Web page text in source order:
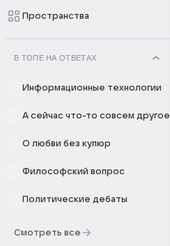
Пространства
В ТОПЕ НА ОТВЕТАХ
Информационные технологии
А сейчас что-то совсем другое
О любви без купюр
Философский вопрос
Политические дебаты
Смотреть все